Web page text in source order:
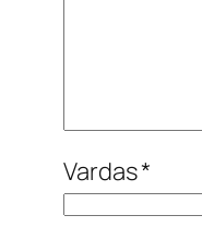
Vardas*